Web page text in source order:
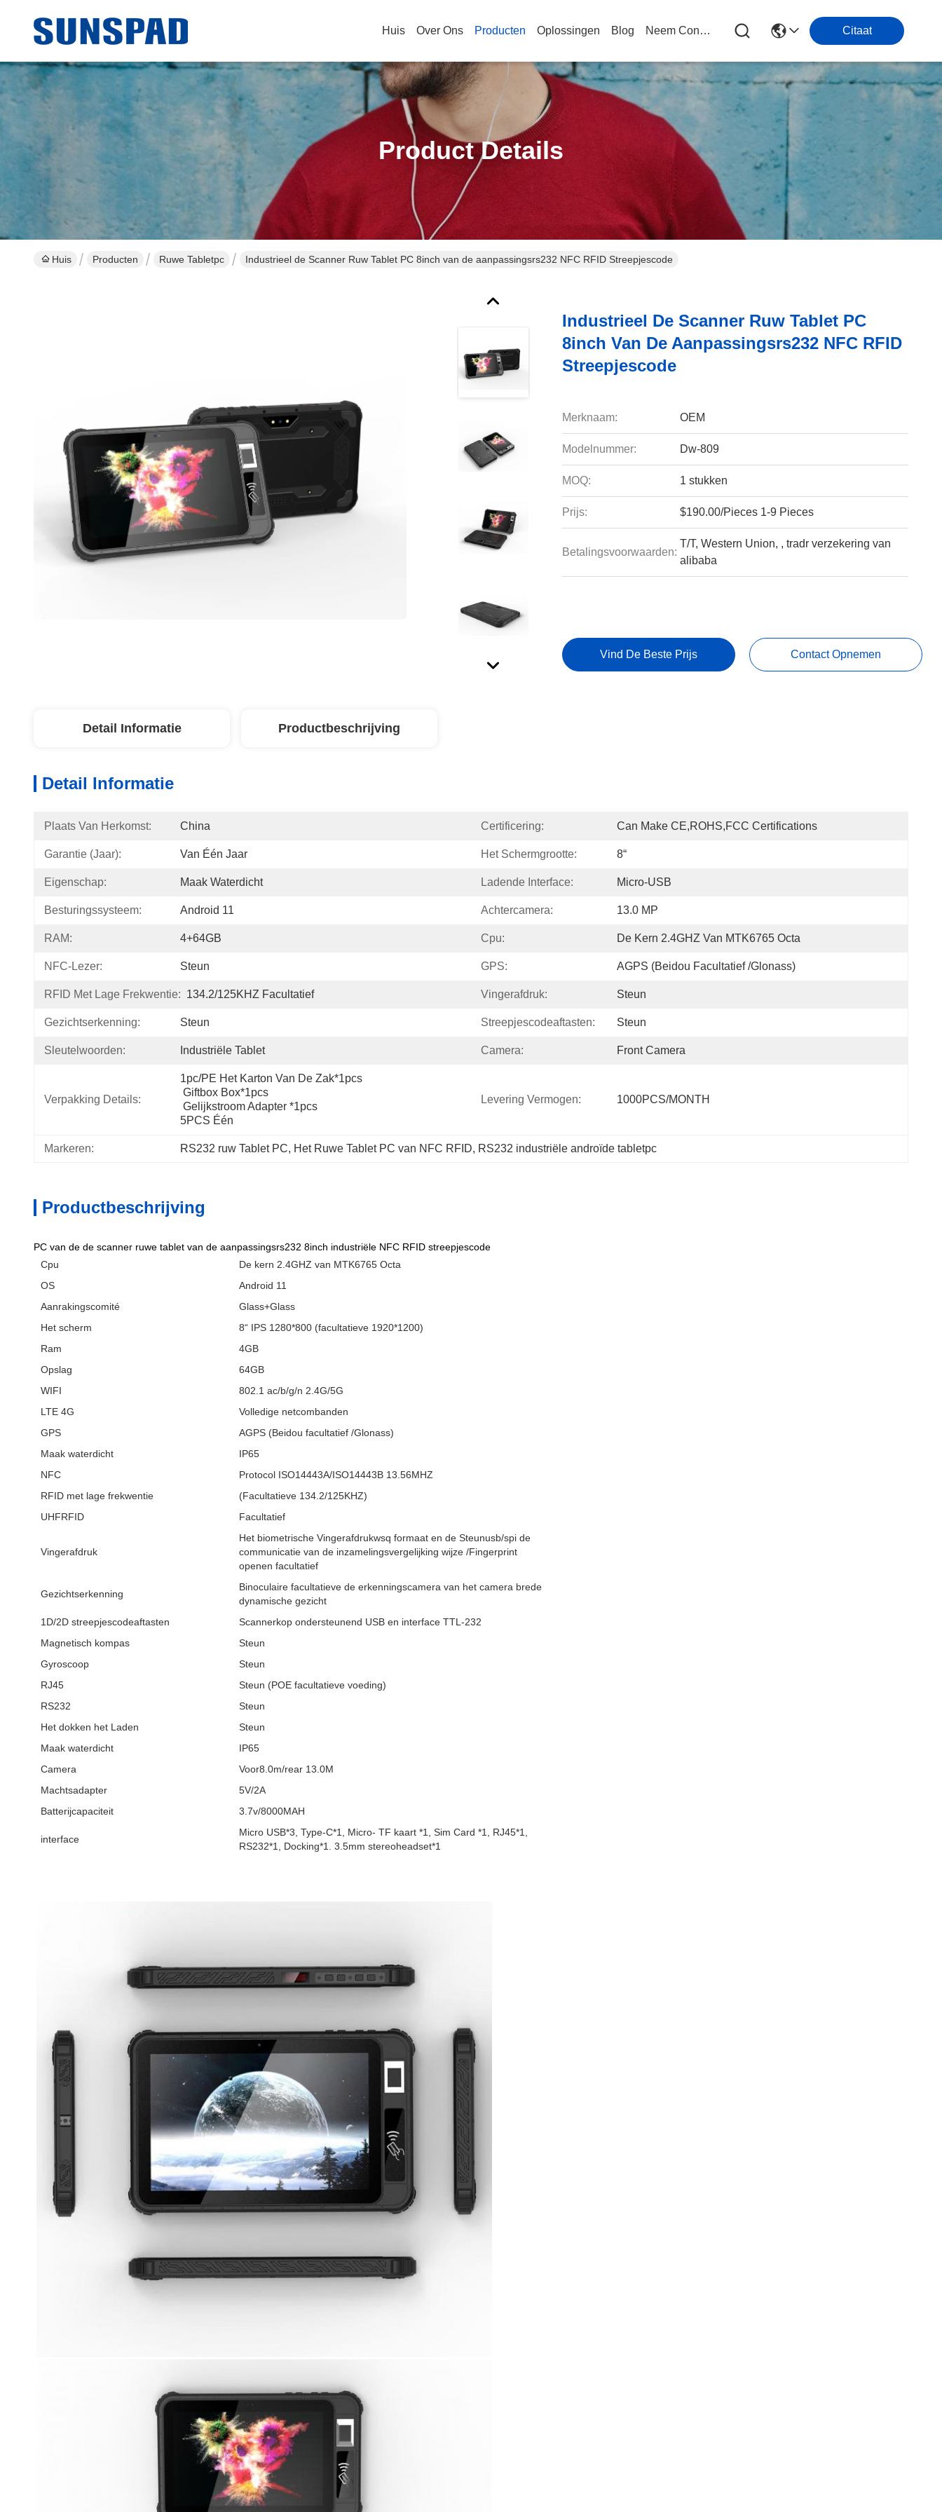
Huis Over Ons Producten Oplossingen Blog Neem Contact Met Ons Op Citaat
Product Details
Huis Producten Ruwe Tabletpc Industrieel de Scanner Ruw Tablet PC 8inch van de aanpassingsrs232 NFC RFID Streepjescode
Industrieel De Scanner Ruw Tablet PC
8inch Van De Aanpassingsrs232 NFC RFID
Streepjescode
Merknaam: OEM
Modelnummer: Dw-809
MOQ: 1 stukken
Prijs: $190.00/Pieces 1-9 Pieces
Betalingsvoorwaarden:
T/T, Western Union, , tradr verzekering van
alibaba
Vind De Beste Prijs Contact Opnemen
Detail Informatie Productbeschrijving
Detail Informatie
Plaats Van Herkomst: China Certificering: Can Make CE,ROHS,FCC Certifications
Garantie (Jaar): Van Één Jaar Het Schermgrootte: 8“
Eigenschap: Maak Waterdicht Ladende Interface: Micro-USB
Besturingssysteem: Android 11 Achtercamera: 13.0 MP
RAM: 4+64GB Cpu: De Kern 2.4GHZ Van MTK6765 Octa
NFC-Lezer: Steun GPS: AGPS (Beidou Facultatief /Glonass)
RFID Met Lage Frekwentie: 134.2/125KHZ Facultatief Vingerafdruk: Steun
Gezichtserkenning: Steun Streepjescodeaftasten: Steun
Sleutelwoorden: Industriële Tablet Camera: Front Camera
Verpakking Details:
1pc/PE Het Karton Van De Zak*1pcs
Giftbox Box*1pcs
Gelijkstroom Adapter *1pcs
5PCS Één
Levering Vermogen: 1000PCS/MONTH
Markeren: RS232 ruw Tablet PC, Het Ruwe Tablet PC van NFC RFID, RS232 industriële androïde tabletpc
Productbeschrijving
PC van de de scanner ruwe tablet van de aanpassingsrs232 8inch industriële NFC RFID streepjescode
Cpu
De kern 2.4GHZ van MTK6765 Octa
OS
Android 11
Aanrakingscomité
Glass+Glass
Het scherm
8“ IPS 1280*800 (facultatieve 1920*1200)
Ram
4GB
Opslag
64GB
WIFI
802.1 ac/b/g/n 2.4G/5G
LTE 4G
Volledige netcombanden
GPS
AGPS (Beidou facultatief /Glonass)
Maak waterdicht
IP65
NFC
Protocol ISO14443A/ISO14443B 13.56MHZ
RFID met lage frekwentie
(Facultatieve 134.2/125KHZ)
UHFRFID
Facultatief
Vingerafdruk
Het biometrische Vingerafdrukwsq formaat en de Steunusb/spi de
communicatie van de inzamelingsvergelijking wijze /Fingerprint
openen facultatief
Gezichtserkenning
Binoculaire facultatieve de erkenningscamera van het camera brede
dynamische gezicht
1D/2D streepjescodeaftasten
Scannerkop ondersteunend USB en interface TTL-232
Magnetisch kompas
Steun
Gyroscoop
Steun
RJ45
Steun (POE facultatieve voeding)
RS232
Steun
Het dokken het Laden
Steun
Maak waterdicht
IP65
Camera
Voor8.0m/rear 13.0M
Machtsadapter
5V/2A
Batterijcapaciteit
3.7v/8000MAH
interface
Micro USB*3, Type-C*1, Micro- TF kaart *1, Sim Card *1, RJ45*1,
RS232*1, Docking*1. 3.5mm stereoheadset*1